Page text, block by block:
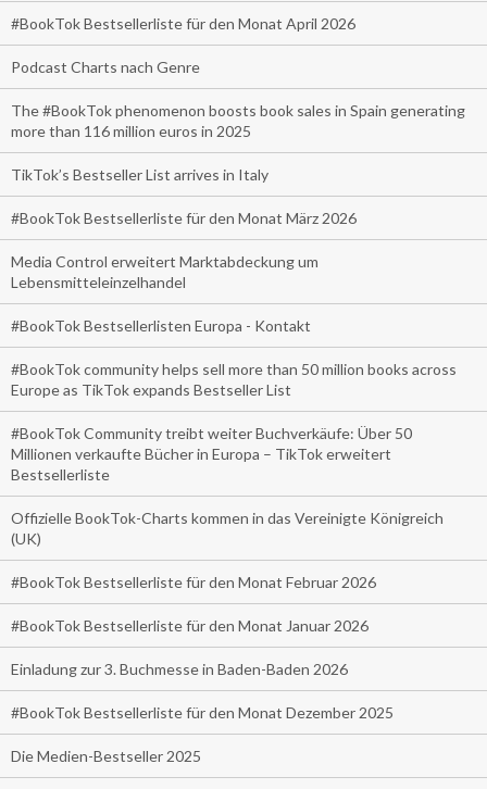
#BookTok Bestsellerliste für den Monat April 2026
Podcast Charts nach Genre
The #BookTok phenomenon boosts book sales in Spain generating
more than 116 million euros in 2025
TikTok’s Bestseller List arrives in Italy
#BookTok Bestsellerliste für den Monat März 2026
Media Control erweitert Marktabdeckung um
Lebensmitteleinzelhandel
#BookTok Bestsellerlisten Europa - Kontakt
#BookTok community helps sell more than 50 million books across
Europe as TikTok expands Bestseller List
#BookTok Community treibt weiter Buchverkäufe: Über 50
Millionen verkaufte Bücher in Europa – TikTok erweitert
Bestsellerliste
Offizielle BookTok-Charts kommen in das Vereinigte Königreich
(UK)
#BookTok Bestsellerliste für den Monat Februar 2026
#BookTok Bestsellerliste für den Monat Januar 2026
Einladung zur 3. Buchmesse in Baden-Baden 2026
#BookTok Bestsellerliste für den Monat Dezember 2025
Die Medien-Bestseller 2025